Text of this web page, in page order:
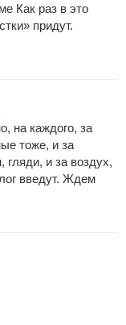
Как раз в это
придут.
на каждого, за
тоже, и за
и за воздух,
введут. Ждем